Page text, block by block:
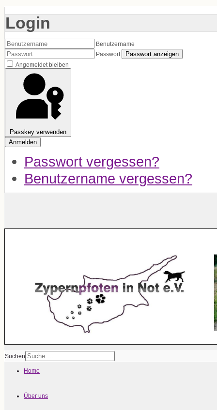
Login
Benutzername
Passwort
Passwort anzeigen
Angemeldet bleiben
Passkey verwenden
Anmelden
Passwort vergessen?
Benutzername vergessen?
Suchen
Home
Über uns